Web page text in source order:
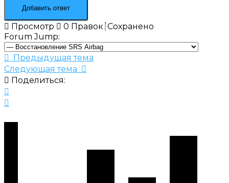
Просмотр 0 Правок Сохранено
Forum Jump:
Предыдущая тема
Следующая тема
Поделиться: